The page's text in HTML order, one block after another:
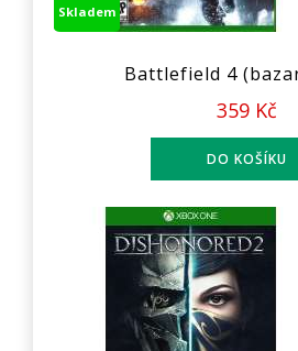
Skladem
Battlefield 4
359 Kč